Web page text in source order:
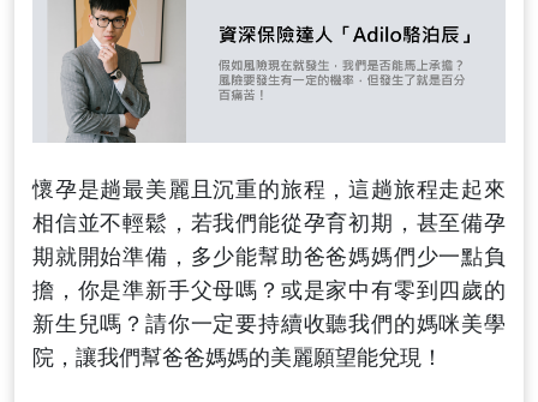
懷孕是趟最美麗且沉重的旅程，這趟旅程走起來
相信並不輕鬆，若我們能從孕育初期，甚至備孕
期就開始準備，多少能幫助爸爸媽媽們少一點負
擔，你是準新手父母嗎？或是家中有零到四歲的
新生兒嗎？請你一定要持續收聽我們的媽咪美學
院，讓我們幫爸爸媽媽的美麗願望能兌現！